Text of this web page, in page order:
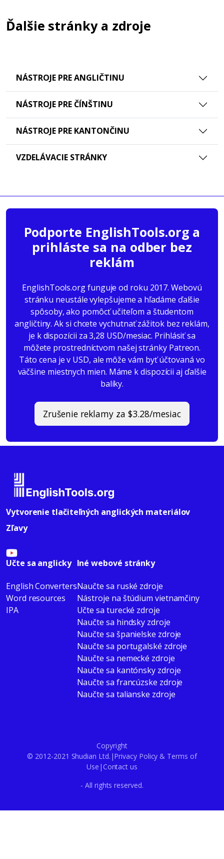
Ďalšie stránky a zdroje
NÁSTROJE PRE ANGLIČTINU
NÁSTROJE PRE ČÍNŠTINU
NÁSTROJE PRE KANTONČINU
VZDELÁVACIE STRÁNKY
Podporte EnglishTools.org a
prihláste sa na odber bez
reklám
EnglishTools.org funguje od roku 2017. Webovú
stránku neustále vylepšujeme a hľadáme ďalšie
spôsoby, ako pomôcť učiteľom a študentom
angličtiny. Ak si chcete vychutnať zážitok bez reklám,
je k dispozícii za 3,28 USD/mesiac. Prihlásiť sa
môžete prostredníctvom našej stránky Patreon.
Táto cena je v USD, ale môže vám byť účtovaná vo
väčšine miestnych mien. Máme k dispozícii aj ďalšie
balíky.
Zrušenie reklamy za $3.28/mesiac
Vytvorenie tlačiteľných anglických materiálov
Zľavy
Učte sa anglicky
English Converters
Word resources
IPA
Iné webové stránky
Naučte sa ruské zdroje
Nástroje na štúdium vietnamčiny
Učte sa turecké zdroje
Naučte sa hindsky zdroje
Naučte sa španielske zdroje
Naučte sa portugalské zdroje
Naučte sa nemecké zdroje
Naučte sa kantónsky zdroje
Naučte sa francúzske zdroje
Naučte sa talianske zdroje
Copyright
© 2012-2021 Shudian Ltd.|Privacy Policy & Terms of
Use | Contact us
- All rights reserved.